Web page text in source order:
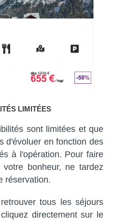
LIMITÉES
sont limitées et que
d'évoluer en fonction des
à l'opération. Pour faire
bonheur, ne tardez
réservation.
tous les séjours
directement sur le